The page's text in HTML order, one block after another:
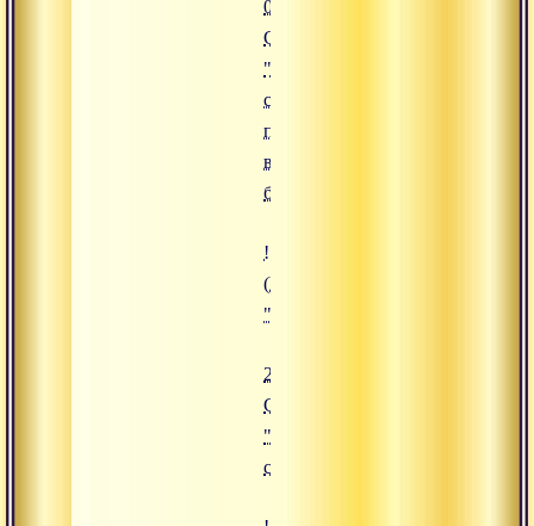
07.09.2015
Сатсанг
"Услышать
священное
писание -
величайшее
благословение"
![25.09.2015 Сатсанг "Путь
(https://www.advayta.org/upload/
"25.09.2015 Сатсанг "Путь
25.09.2015
Сатсанг
"Путь
санньясы"